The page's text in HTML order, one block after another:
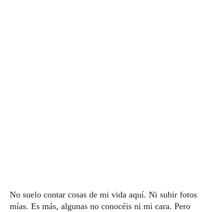
No suelo contar cosas de mi vida aquí. Ni subir fotos
mías. Es más, algunas no conocéis ni mi cara. Pero